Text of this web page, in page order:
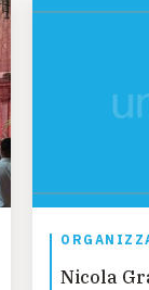
Nicola